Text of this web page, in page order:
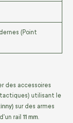
(Point
des accessoires
utilisant le
sur des armes
rail 11 mm.